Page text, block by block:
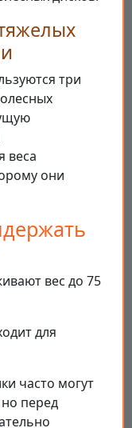
три
веса
они
вес до 75
для
часто могут
перед